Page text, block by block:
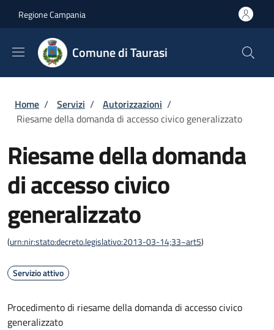
Regione Campania
Comune di Taurasi
Briciole di pane
Home / Servizi / Autorizzazioni /
Riesame della domanda di accesso civico generalizzato
Riesame della domanda
di accesso civico
generalizzato
(urn:nir:stato:decreto.legislativo:2013-03-14;33~art5)
Servizio attivo
Procedimento di riesame della domanda di accesso civico
generalizzato